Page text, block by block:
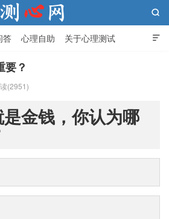

答 心理自助 关于心理测试

要？
(2951)
金钱，你认为哪